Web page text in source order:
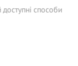
доступні способи